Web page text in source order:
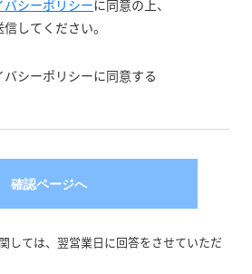
バシーポリシーに同意の上、
信してください。
バシーポリシーに同意する
しては、翌営業日に回答をさせていただ